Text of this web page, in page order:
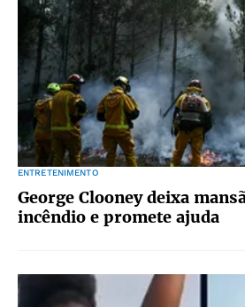
ENTRETENIMENTO
George Clooney deixa
incêndio e promete ajuda